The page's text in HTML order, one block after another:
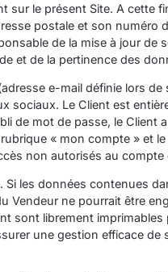
le présent Site. A cette
postale et son numéro
de la mise à jour de
et de la pertinence des
e-mail définie lors
sociaux. Le Client est
de mot de passe, le Client
« mon compte » et
non autorisés au compte
les données contenues
Vendeur ne pourrait être
sont librement
une gestion efficace